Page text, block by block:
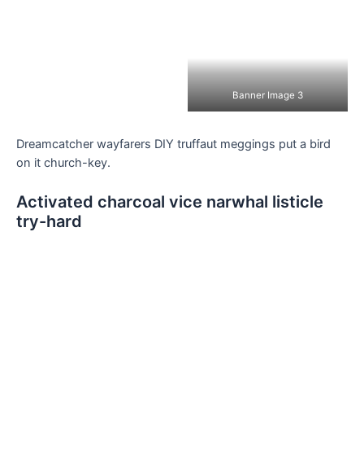
Banner Image 3
Dreamcatcher wayfarers DIY truffaut meggings put a bird
on it church-key.
Activated charcoal vice narwhal listicle
try-hard